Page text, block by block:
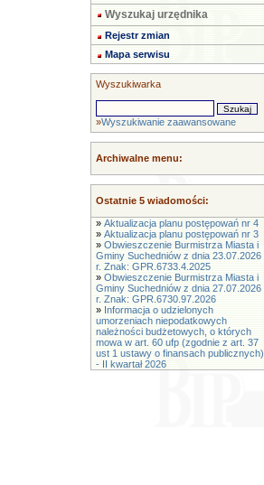
Wyszukaj urzędnika
Rejestr zmian
Mapa serwisu
Wyszukiwarka
»Wyszukiwanie zaawansowane
Archiwalne menu:
Ostatnie 5 wiadomości:
» Aktualizacja planu postępowań nr 4
» Aktualizacja planu postępowań nr 3
» Obwieszczenie Burmistrza Miasta i
Gminy Suchedniów z dnia 23.07.2026
r. Znak: GPR.6733.4.2025
» Obwieszczenie Burmistrza Miasta i
Gminy Suchedniów z dnia 27.07.2026
r. Znak: GPR.6730.97.2026
» Informacja o udzielonych
umorzeniach niepodatkowych
należności budżetowych, o których
mowa w art. 60 ufp (zgodnie z art. 37
ust 1 ustawy o finansach publicznych)
- II kwartał 2026